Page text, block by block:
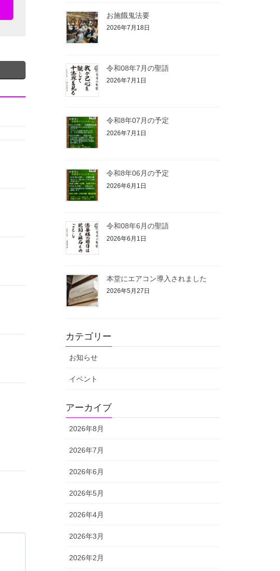
お施餓鬼法要⁡
2026年7月18日
令和08年7月の聖語
2026年7月1日
令和8年07月の予定
2026年7月1日
令和8年06月の予定
2026年6月1日
令和08年6月の聖語
2026年6月1日
本堂にエアコン導入されました
2026年5月27日
カテゴリー
お知らせ
イベント
アーカイブ
2026年8月
2026年7月
2026年6月
2026年5月
2026年4月
2026年3月
2026年2月